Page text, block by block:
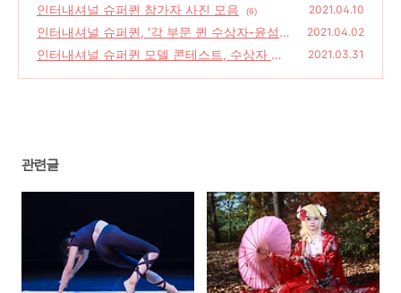
인터내셔널 슈퍼퀸 참가자 사진 모음 (6) 2021.04.10
인터내셔널 슈퍼퀸, '각 부문 퀸 수상자-윤섬,
다나, 김은희, 백주은, 곽은주, 김현숙'
(8)
2021.04.02
인터내셔널 슈퍼퀸 모델 콘테스트, 수상자 명
2021.03.31
관련글